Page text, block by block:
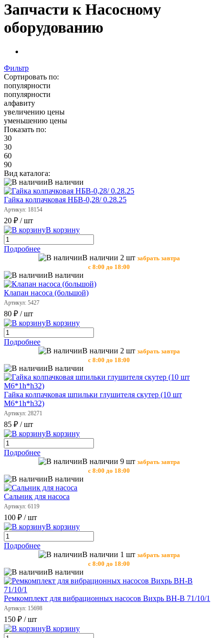
Запчасти к Насосному
оборудованию
Фильтр
Сортировать по:
популярности
популярности
алфавиту
увеличению цены
уменьшению цены
Показать по:
30
30
60
90
Вид каталога:
В наличии
Гайка колпачковая НБВ-0,28/ 0.28.25
Артикул: 18154
20 ₽ / шт
В корзину
Подробнее
В наличии 2 шт забрать завтра
с 8:00 до 18:00
В наличии
Клапан насоса (большой)
Артикул: 5427
80 ₽ / шт
В корзину
Подробнее
В наличии 2 шт забрать завтра
с 8:00 до 18:00
В наличии
Гайка колпачковая шпильки глушителя скутер (10 шт
M6*1h*h32)
Артикул: 28271
85 ₽ / шт
В корзину
Подробнее
В наличии 9 шт забрать завтра
с 8:00 до 18:00
В наличии
Сальник для насоса
Артикул: 6119
100 ₽ / шт
В корзину
Подробнее
В наличии 1 шт забрать завтра
с 8:00 до 18:00
В наличии
Ремкомплект для вибрационных насосов Вихрь ВН-В 71/10/1
Артикул: 15698
150 ₽ / шт
В корзину